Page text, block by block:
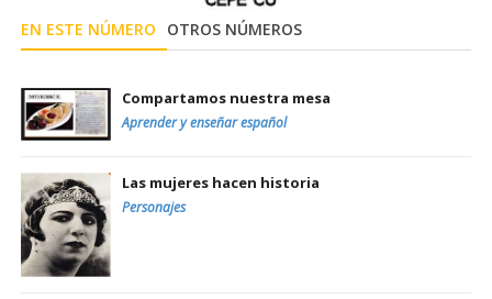
EN ESTE NÚMERO OTROS NÚMEROS
Compartamos nuestra mesa
Aprender y enseñar español
Las mujeres hacen historia
Personajes